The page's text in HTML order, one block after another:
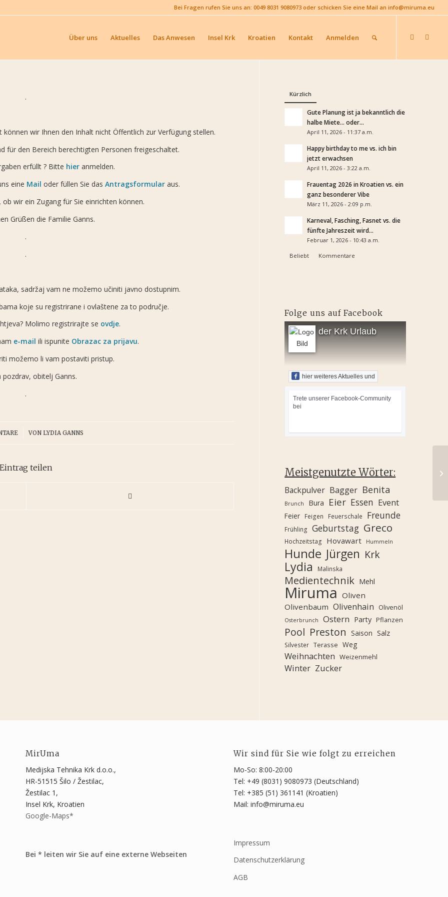
Bei Fragen rufen Sie uns an: 0049 8031 9080973 oder schicken Sie eine Mail an info@miruma.eu
Über uns Aktuelles Das Anwesen Insel Krk Kroatien Kontakt Anmelden
.
wir Ihnen den Inhalt nicht Öffentlich zur Verfügung stellen.
für den Bereich berechtigten Personen freigeschaltet.
erfüllt ? Bitte hieranmelden.
eine Mail oder füllen Sie dasAntragsformular aus.
wir ein Zugang für Sie einrichten können.
Grüßen die Familie Ganns.
.
.
sadržaj vam ne možemo učiniti javno dostupnim.
koje su registrirane i ovlaštene za to područje.
Molimo registrirajte se ovdje.
e-mail ili ispunite Obrazac za prijavu.
možemo li vam postaviti pristup.
pozdrav, obitelj Ganns.
.
VON LYDIA GANNS
Eintrag teilen
Kürzlich
Gute Planung ist ja bekanntlich die
halbe Miete… oder...
April 11, 2026 - 11:37 a.m.
Happy birthday to me vs. ich bin
jetzt erwachsen
April 11, 2026 - 3:22 a.m.
Frauentag 2026 in Kroatien vs. ein
ganz besonderer Vibe
März 11, 2026 - 2:09 p.m.
Karneval, Fasching, Fasnet vs. die
fünfte Jahreszeit wird...
Februar 1, 2026 - 10:43 a.m.
Beliebt Kommentare
Folge uns auf Facebook
der Krk Urlaub
hier weiteres Aktuelles und
Trete unserer Facebook-Community
bei
Meistgenutzte Wörter:
Backpulver Bagger Benita
Brunch Bura Eier Essen Event
Feier Feigen Feuerschale Freunde
Frühling Geburtstag Greco
Hochzeitstag Hovawart Hummeln
Hunde Jürgen Krk
Lydia Malinska
Medientechnik Mehl
Miruma Oliven
Olivenbaum Olivenhain Olivenöl
Osterbrunch Ostern Party Pflanzen
Pool Preston Saison Salz
Silvester Terasse Weg
Weihnachten Weizenmehl
Winter Zucker
MirUma
Medijska Tehnika Krk d.o.o.,
HR-51515 Šilo / Žestilac,
Žestilac 1,
Insel Krk, Kroatien
Google-Maps*
Bei * leiten wir Sie auf eine externe Webseiten
Wir sind für Sie wie folgt zu erreichen
Mo-So: 8:00-20:00
Tel: +49 (8031) 9080973 (Deutschland)
Tel: +385 (51) 361141 (Kroatien)
Mail: info@miruma.eu
Impressum
Datenschutzerklärung
AGB